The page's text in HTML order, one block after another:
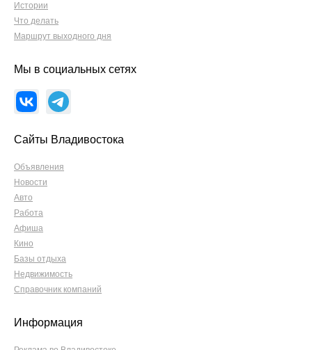
Истории
Что делать
Маршрут выходного дня
Мы в социальных сетях
Сайты Владивостока
Объявления
Новости
Авто
Работа
Афиша
Кино
Базы отдыха
Недвижимость
Справочник компаний
Информация